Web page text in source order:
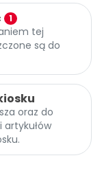
1
tej
są do
oraz do